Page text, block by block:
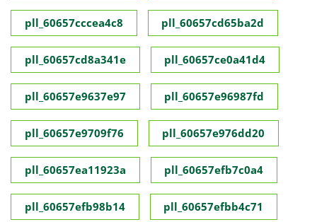
pll_60657cccea4c8 pll_60657cd65ba2d
pll_60657cd8a341e pll_60657ce0a41d4
pll_60657e9637e97 pll_60657e96987fd
pll_60657e9709f76 pll_60657e976dd20
pll_60657ea11923a pll_60657efb7c0a4
pll_60657efb98b14 pll_60657efbb4c71